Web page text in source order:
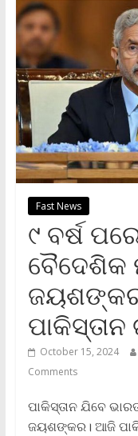
Fast News
୯ ବର୍ଷ
ବୈଦେଶିକ
October 15, 2024
Comments
ପାକିସ୍ତାନ ଯିବେ
ଜୟଶଙ୍କର। ଆଜି